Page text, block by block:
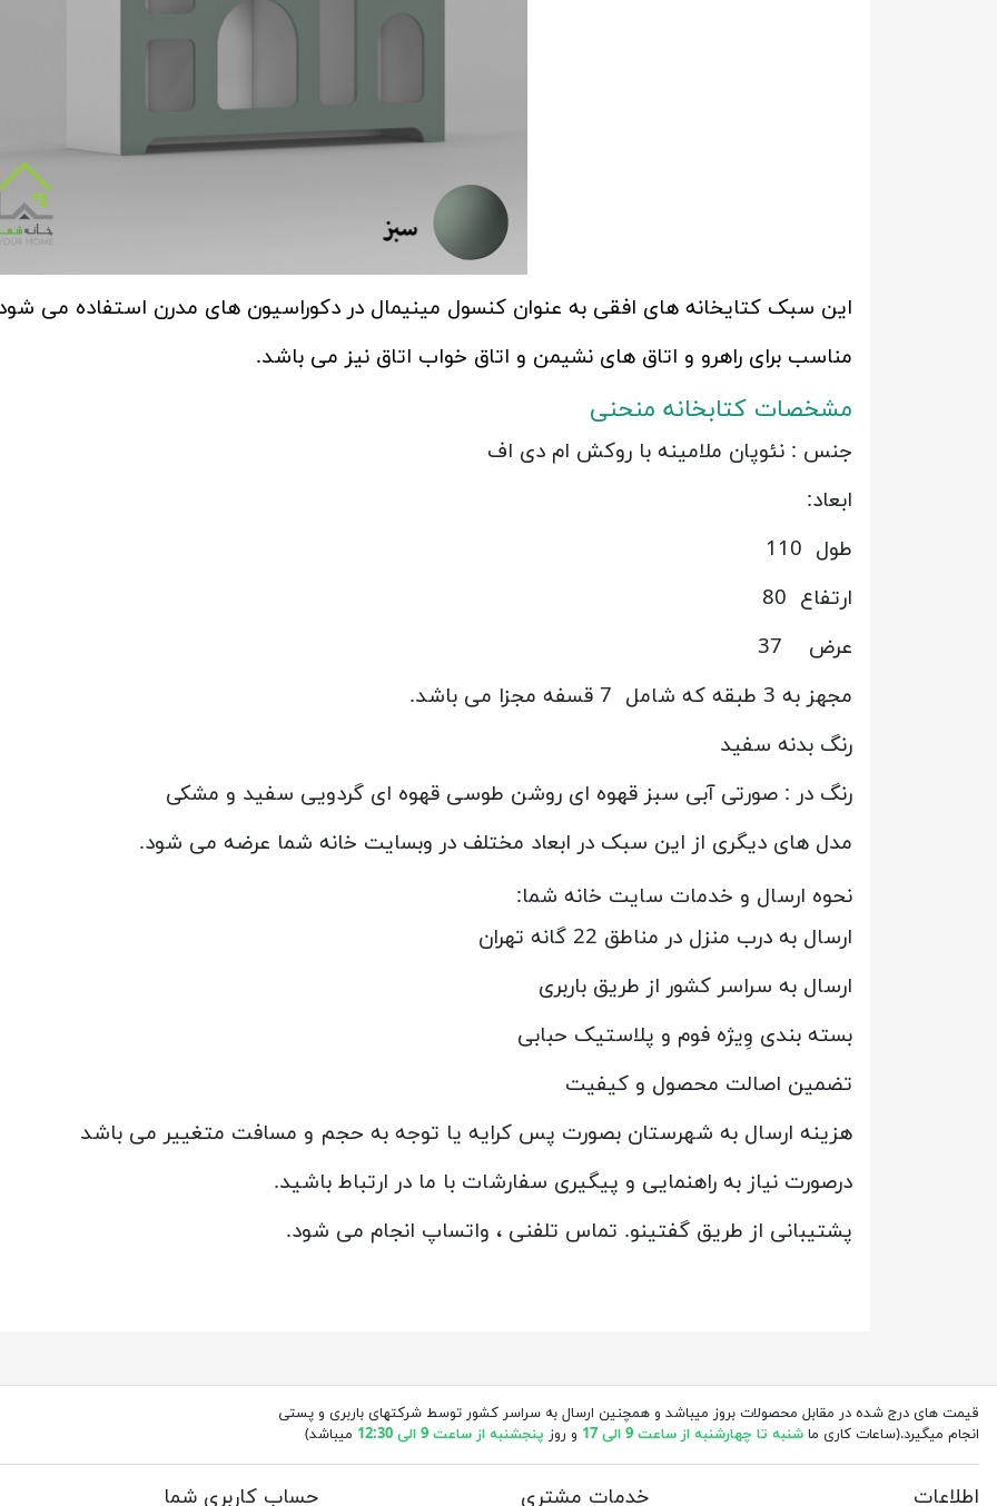
این سبک کتایخانه های افقی به عنوان کنسول مینیمال در دکوراسیون های مدرن استفاده می
مناسب برای راهرو و اتاق های نشیمن و اتاق خواب اتاق نیز می باشد.
مشخصات کتابخانه منحنی
جنس : نئوپان ملامینه با روکش ام دی اف
ابعاد:
طول 110
ارتفاع 80
عرض 37
مجهز به 3 طبقه که شامل 7 قسفه مجزا می باشد.
رنگ بدنه سفید
رنگ در : صورتی آبی سبز قهوه ای روشن طوسی قهوه ای گردویی سفید و مشکی
مدل های دیگری از این سبک در ابعاد مختلف در وبسایت خانه شما عرضه می شود.
نحوه ارسال و خدمات سایت خانه شما:
ارسال به درب منزل در مناطق 22 گانه تهران
ارسال به سراسر کشور از طریق باربری
بسته بندی وِیژه فوم و پلاستیک حبابی
تضمین اصالت محصول و کیفیت
هزینه ارسال به شهرستان بصورت پس کرایه یا توجه به حجم و مسافت متغییر می باشد
درصورت نیاز به راهنمایی و پیگیری سفارشات با ما در ارتباط باشید.
پشتیبانی از طریق گفتینو. تماس تلفنی ، واتساپ انجام می شود.
قیمت های درج شده در مقابل محصولات بروز میباشد و همچنین ارسال به سراسر کشور توسط شرکتهای باربری و پستی
انجام میگیرد.(ساعات کاری ما شنبه تا چهارشنبه از ساعت 9 الی 17 و روز پنجشنبه از ساعت 9 الی 12:30 میباشد)
اطلاعات خدمات مشتری حساب کاربری شما